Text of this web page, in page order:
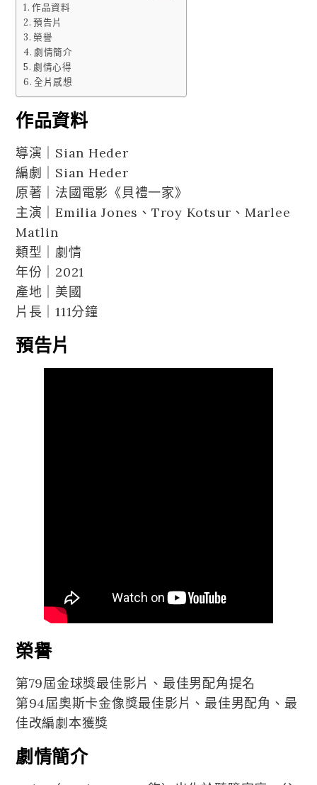
作品資料
預告片
榮譽
劇情簡介
劇情心得
全片感想
作品資料
導演｜Sian Heder
編劇｜Sian Heder
原著｜法國電影《貝禮一家》
主演｜Emilia Jones、Troy Kotsur、Marlee
Matlin
類型｜劇情
年份｜2021
產地｜美國
片長｜111分鐘
預告片
榮譽
第79屆金球獎最佳影片、最佳男配角提名
第94屆奧斯卡金像獎最佳影片、最佳男配角、最
佳改編劇本獲獎
劇情簡介